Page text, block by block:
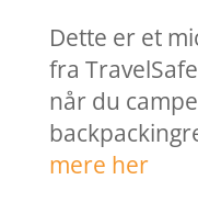
Dette er et
fra
når du
mere her